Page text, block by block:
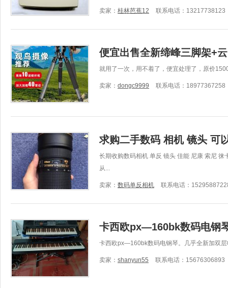
卖家： 桂林芭蕉12 联系电话：13217738123
便宜出售全新缔峰三脚架+
就用了一次，用不着了，便宜处理了，原价
卖家： dongc9999 联系电话：18977367258
求购二手数码 相机 镜头 可
长期收购数码相机 单反 镜头 佳能 尼康 索尼
从...
卖家： 数码单反相机 联系电话：
卡西欧px—160bk数码电钢
卡西欧px—160bk数码电钢琴。几乎全新加双
卖家： shanyun55 联系电话：15676306893